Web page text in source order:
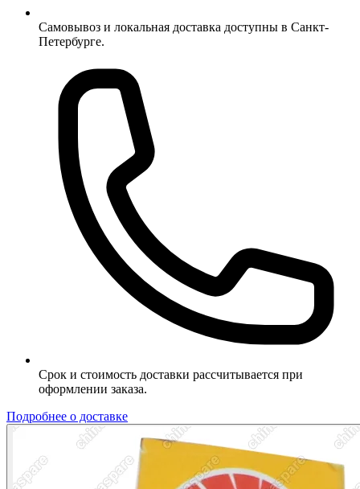
Самовывоз и локальная доставка доступны в Санкт-
Петербурге.
Срок и стоимость доставки рассчитывается при
оформлении заказа.
Подробнее о доставке